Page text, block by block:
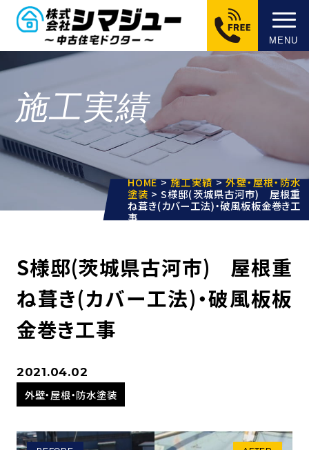
MENU
施工実績
HOME>施工実績>外壁・屋根・防水
塗装 >S様邸(茨城県古河市) 屋根重
ね葺き(カバー工法)・破風板板金巻き工
事
S様邸(茨城県古河市) 屋根重
ね葺き(カバー工法)・破風板板
金巻き工事
2021.04.02
外壁・屋根・防水塗装